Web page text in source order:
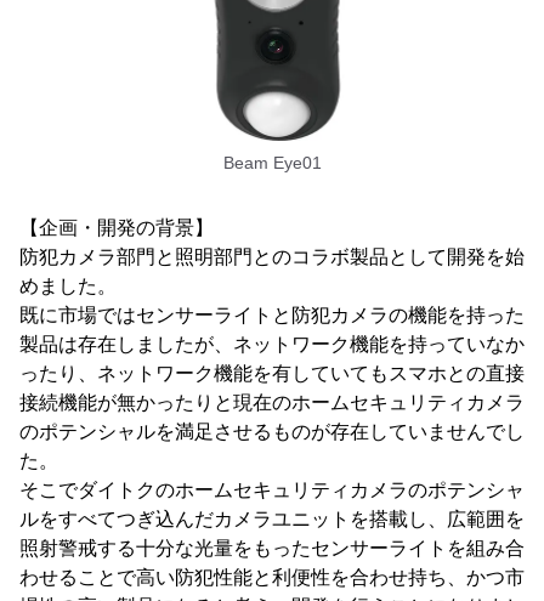
Beam Eye01
【企画・開発の背景】
防犯カメラ部門と照明部門とのコラボ製品として開発を始
めました。
既に市場ではセンサーライトと防犯カメラの機能を持った
製品は存在しましたが、ネットワーク機能を持っていなか
ったり、ネットワーク機能を有していてもスマホとの直接
接続機能が無かったりと現在のホームセキュリティカメラ
のポテンシャルを満足させるものが存在していませんでし
た。
そこでダイトクのホームセキュリティカメラのポテンシャ
ルをすべてつぎ込んだカメラユニットを搭載し、広範囲を
照射警戒する十分な光量をもったセンサーライトを組み合
わせることで高い防犯性能と利便性を合わせ持ち、かつ市